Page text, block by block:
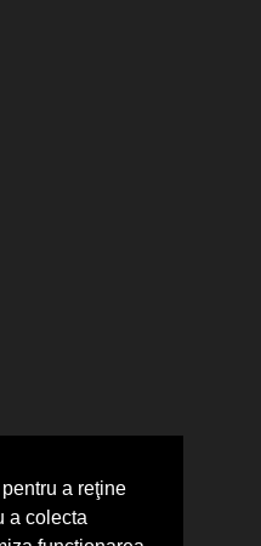
a reţine
a colecta